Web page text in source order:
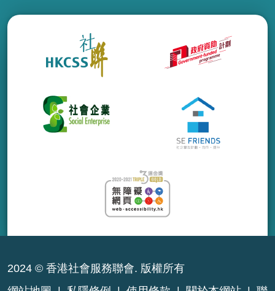
2024 © 香港社會服務聯會. 版權所有